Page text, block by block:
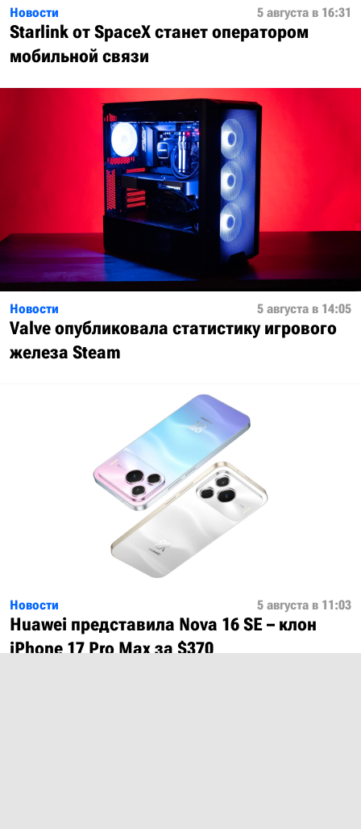
Новости 5 августа в 16:31
Starlink от SpaceX станет оператором
мобильной связи
Новости 5 августа в 14:05
Valve опубликовала статистику игрового
железа Steam
Новости 5 августа в 11:03
Huawei представила Nova 16 SE – клон
iPhone 17 Pro Max за $370